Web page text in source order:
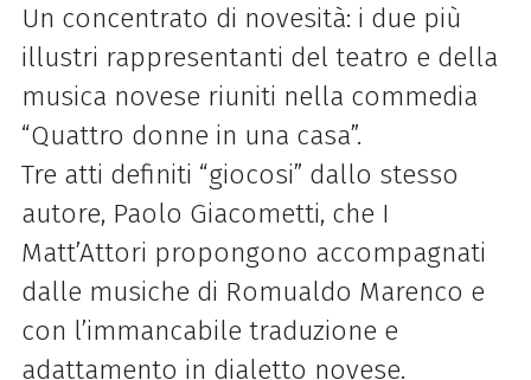
Un concentrato di novesità: i due più
illustri rappresentanti del teatro e della
musica novese riuniti nella commedia
“Quattro donne in una casa”.
Tre atti definiti “giocosi” dallo stesso
autore, Paolo Giacometti, che I
Matt’Attori propongono accompagnati
dalle musiche di Romualdo Marenco e
con l’immancabile traduzione e
adattamento in dialetto novese.